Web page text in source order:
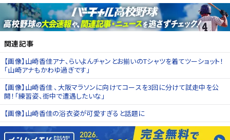
関連記事
【画像】山崎香佳アナ、らいよんチャンとお揃いのTシャツを着てツーショット！
「山崎アナもかわゆ過ぎです」
【画像】山崎香佳 、大阪マラソンに向けてコースを3回に分けて試走中を公
開！「練習姿、街中で遭遇したいな」
【画像】山崎香佳の浴衣姿が可愛すぎると話題に